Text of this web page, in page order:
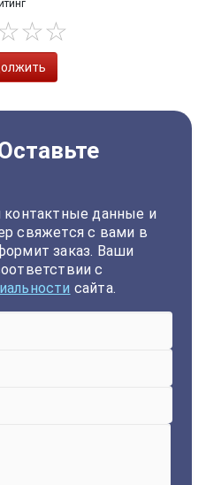
контактные данные и
свяжется с вами в
заказ. Ваши
с
сайта.